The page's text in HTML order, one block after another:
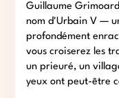
Guillaume
nom d'Urbain V —
profondément
vous croiserez les
un prieuré, un
yeux ont peut-être